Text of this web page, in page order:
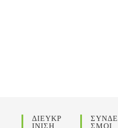
ΔΙΕΥΚΡ
ΙΝΙΣΗ
ΣΥΝΔΕ
ΣΜΟΙ